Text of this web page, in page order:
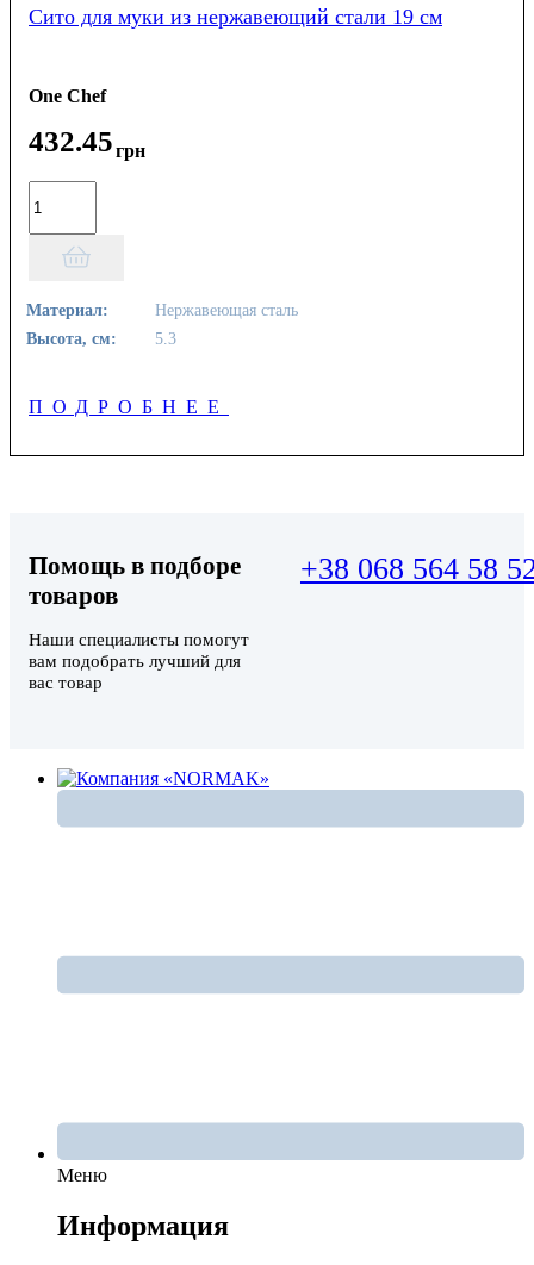
Сито для муки из нержавеющий стали 19 см
One Chef
432.45грн
Материал:
Нержавеющая сталь
Высота, см:
5.3
ПОДРОБНЕЕ
Помощь в подборе
товаров
Наши специалисты помогут
вам подобрать лучший для
вас товар
+38 068 564 58
Меню
Информация